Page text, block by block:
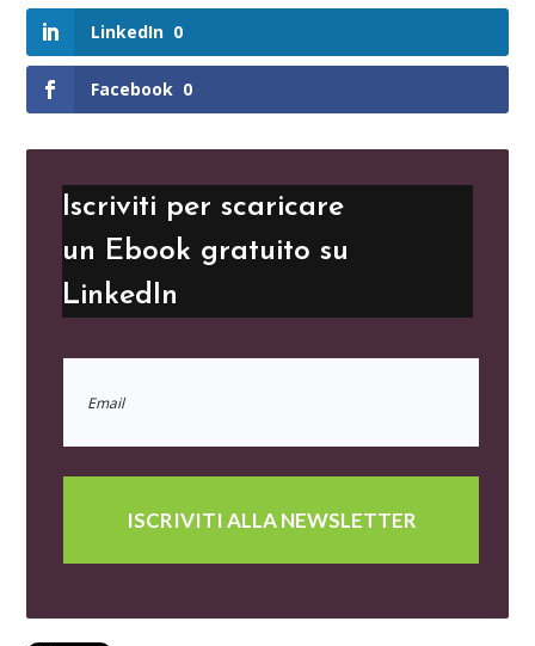
LinkedIn 0
Facebook 0
Iscriviti per scaricare
un Ebook gratuito su
LinkedIn
ISCRIVITI ALLA NEWSLETTER